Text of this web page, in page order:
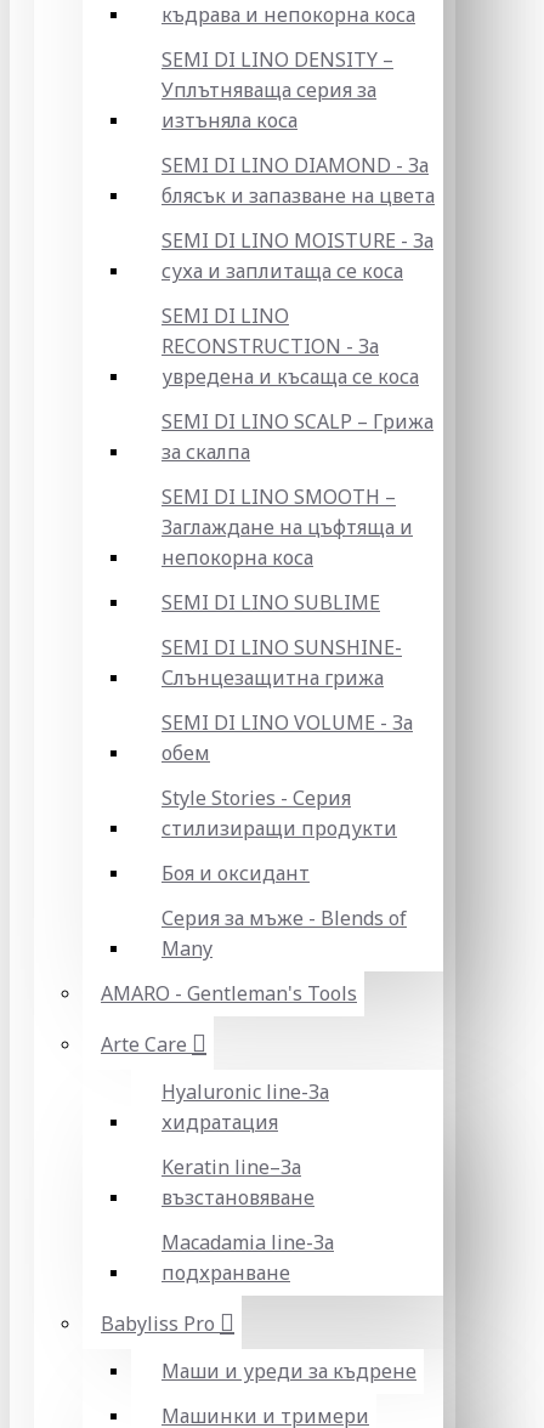
къдрава и непокорна коса
SEMI DI LINO DENSITY –
Уплътняваща серия за
изтъняла коса
SEMI DI LINO DIAMOND - За
блясък и запазване на цвета
SEMI DI LINO MOISTURE - За
суха и заплитаща се коса
SEMI DI LINO
RECONSTRUCTION - За
увредена и късаща се коса
SEMI DI LINO SCALP – Грижа
за скалпа
SEMI DI LINO SMOOTH –
Заглаждане на цъфтяща и
непокорна коса
SEMI DI LINO SUBLIME
SEMI DI LINO SUNSHINE-
Слънцезащитна грижа
SEMI DI LINO VOLUME - За
обем
Style Stories - Серия
стилизиращи продукти
Боя и оксидант
Серия за мъже - Blends of
Many
AMARO - Gentleman's Tools
Arte Care
Hyaluronic line-За
хидратация
Keratin line–За
възстановяване
Macadamia line-За
подхранване
Babyliss Pro
Маши и уреди за къдрене
Машинки и тримери